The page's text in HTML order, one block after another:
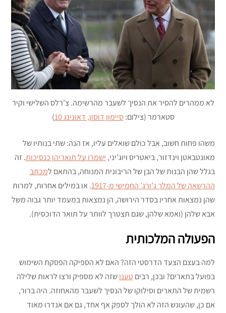
לא ממהרים להסיר את הנסיך לשעבר מהרשימה. צ’רלס השלישי וקיר
סטארמר (צילום:סיימון דוסון, דאונינג 10 )
משהו פחות חשוב, אבל כולם שואלים עליו, אז הנה: שתי בנותיו של
מאונטבאטן וינדזור, ביאטריס ויוג’יני, ישמרו על תואריהן כנסיכות. זה
בגלל שהן הבנות של הבן של הריבונית המנוחה, בהתאם למכתב
ההרשאה של המלך ג’ורג’ החמישי מ-1917
. או במילים אחרות, למרות
שהן נמצאות אחריו בסדר הירושה, הן נמצאות במעמד יותר גבוה משל
אבא שלהן (ואמא שלהן, שגם תצטרך לוותר על תואר הדוכסית).
הפעולה המלכותית
למה בעצם הצעד הדרסטי הזה? האם לא הספיקה הפסקת השימוש
בפועל בתארים? ובכן, רביםטענושזה לא מספיק ורצו לראות שלילה
רשמית של התארים וסילוקו של הנסיך לשעבר מהאחוזה. היה ברור,
אם כן, שהעונש הזה לא הולך לספק אף אחד, גם אם אנדרו מאוד